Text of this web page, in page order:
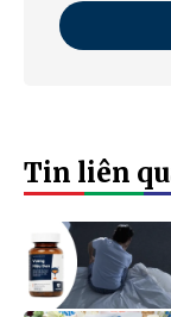
Tin liên